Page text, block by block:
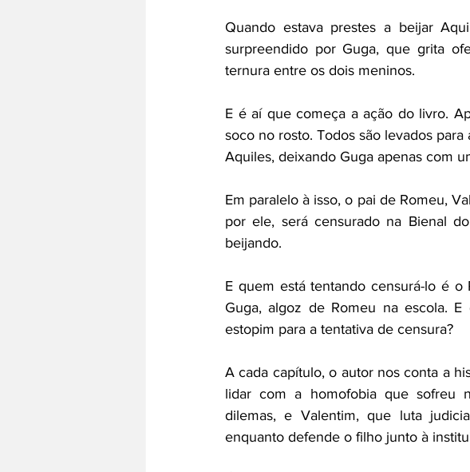
Quando estava prestes a beijar
surpreendido por Guga, que grita
ternura entre os dois meninos.
E é aí que começa a ação do livro.
soco no rosto. Todos são levados
Aquiles, deixando Guga apenas com
Em paralelo à isso, o pai de Romeu,
por ele, será censurado na Bienal
beijando.
E quem está tentando censurá-lo é
Guga, algoz de Romeu na escola.
estopim para a tentativa de censura?
A cada capítulo, o autor nos conta a
lidar com a homofobia que sofreu
dilemas, e Valentim, que luta
enquanto defende o filho junto à